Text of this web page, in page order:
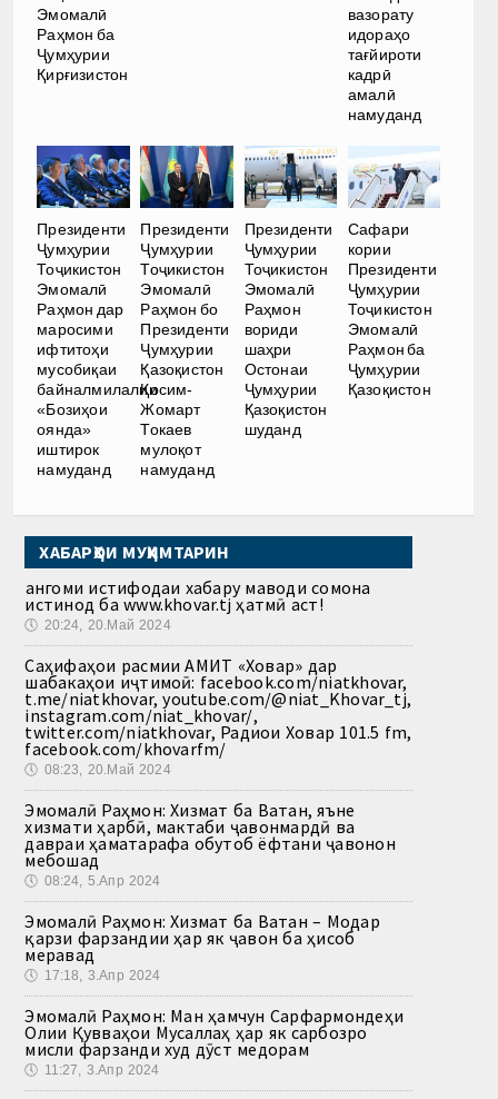
Эмомалӣ
Раҳмон ба
Ҷумҳурии
Қирғизистон
вазорату
идораҳо
тағйироти
кадрӣ
амалӣ
намуданд
Президенти
Ҷумҳурии
Тоҷикистон
Эмомалӣ
Раҳмон дар
маросими
ифтитоҳи
мусобиқаи
байналмилалии
«Бозиҳои
оянда»
иштирок
намуданд
Президенти
Ҷумҳурии
Тоҷикистон
Эмомалӣ
Раҳмон бо
Президенти
Ҷумҳурии
Қазоқистон
Қосим-
Жомарт
Токаев
мулоқот
намуданд
Президенти
Ҷумҳурии
Тоҷикистон
Эмомалӣ
Раҳмон
вориди
шаҳри
Остонаи
Ҷумҳурии
Қазоқистон
шуданд
Сафари
кории
Президенти
Ҷумҳурии
Тоҷикистон
Эмомалӣ
Раҳмон ба
Ҷумҳурии
Қазоқистон
ХАБАРҲОИ МУҲИМТАРИН
Ҳангоми истифодаи хабару маводи сомона
истинод ба www.khovar.tj ҳатмӣ аст!
🕔 20:24, 20.Май 2024
Саҳифаҳои расмии АМИТ «Ховар» дар
шабакаҳои иҷтимоӣ: facebook.com/niatkhovar,
t.me/niatkhovar, youtube.com/@niat_Khovar_tj,
instagram.com/niat_khovar/,
twitter.com/niatkhovar, Радиои Ховар 101.5 fm,
facebook.com/khovarfm/
🕔 08:23, 20.Май 2024
Эмомалӣ Раҳмон: Хизмат ба Ватан, яъне
хизмати ҳарбӣ, мактаби ҷавонмардӣ ва
давраи ҳаматарафа обутоб ёфтани ҷавонон
мебошад
🕔 08:24, 5.Апр 2024
Эмомалӣ Раҳмон: Хизмат ба Ватан – Модар
қарзи фарзандии ҳар як ҷавон ба ҳисоб
меравад
🕔 17:18, 3.Апр 2024
Эмомалӣ Раҳмон: Ман ҳамчун Сарфармондеҳи
Олии Қувваҳои Мусаллаҳ ҳар як сарбозро
мисли фарзанди худ дӯст медорам
🕔 11:27, 3.Апр 2024